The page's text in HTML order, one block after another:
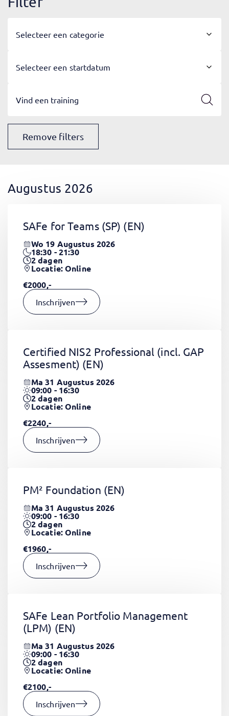
Selecteer een categorie
Selecteer een startdatum
Remove filters
Augustus 2026
SAFe for Teams (SP) (EN)
Wo 19 Augustus 2026
18:30 - 21:30
2dagen
Locatie: Online
€2000,-
Inschrijven
Certified NIS2 Professional (incl. GAP
Assesment) (EN)
Ma 31 Augustus 2026
09:00 - 16:30
2dagen
Locatie: Online
€2240,-
Inschrijven
PM² Foundation (EN)
Ma 31 Augustus 2026
09:00 - 16:30
2dagen
Locatie: Online
€1960,-
Inschrijven
SAFe Lean Portfolio Management
(LPM) (EN)
Ma 31 Augustus 2026
09:00 - 16:30
2dagen
Locatie: Online
€2100,-
Inschrijven